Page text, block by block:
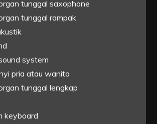
tunggal saxophone
tunggal rampak
system
pria atau wanita
tunggal lengkap
keyboard